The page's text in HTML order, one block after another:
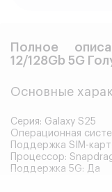
Полное
12/128Gb 5G
Основные
Серия: Galaxy S25
Операционная
Поддержка SIM-
Процессор:
Поддержка 5G: Да